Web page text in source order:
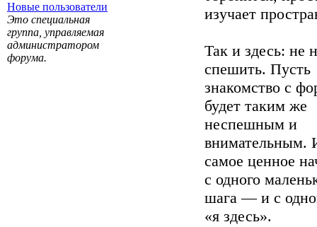
Новые пользователи
Это специальная
группа, управляемая
администратором
форума.
изучает
Так и здесь: не
спешить. Пусть
знакомство с
будет таким же
неспешным и
внимательным.
самое ценное
с одного
шага — и с
«я здесь».